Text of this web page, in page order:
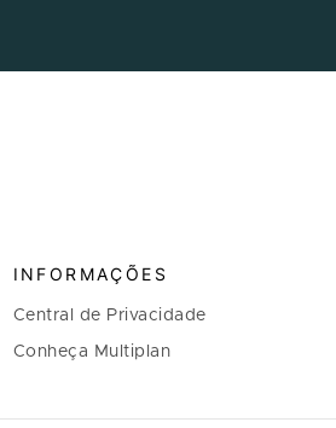
INFORMAÇÕES
Central de Privacidade
Conheça Multiplan